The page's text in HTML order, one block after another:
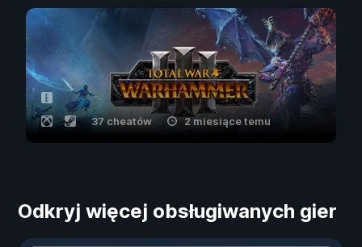
37 cheatów 2 miesiące temu
Odkryj więcej obsługiwanych gier